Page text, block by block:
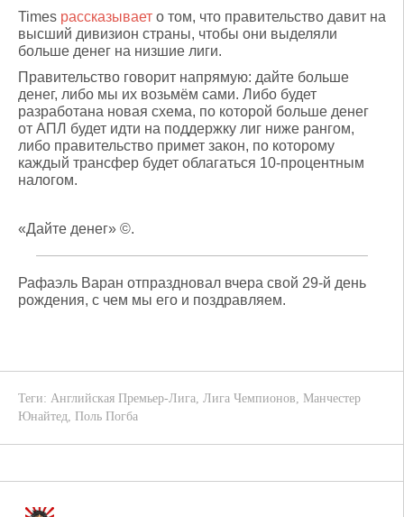
Times рассказывает о том, что правительство давит на
высший дивизион страны, чтобы они выделяли
больше денег на низшие лиги.
Правительство говорит напрямую: дайте больше
денег, либо мы их возьмём сами. Либо будет
разработана новая схема, по которой больше денег
от АПЛ будет идти на поддержку лиг ниже рангом,
либо правительство примет закон, по которому
каждый трансфер будет облагаться 10-процентным
налогом.
«Дайте денег» ©.
Рафаэль Варан отпраздновал вчера свой 29-й день
рождения, с чем мы его и поздравляем.
Теги: Английская Премьер-Лига Лига Чемпионов
Манчестер
Юнайтед
Поль Погба